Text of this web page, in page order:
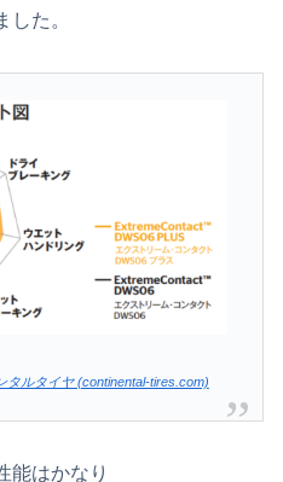
た。
タルタイヤ (continental-tires.com)
能はかなり